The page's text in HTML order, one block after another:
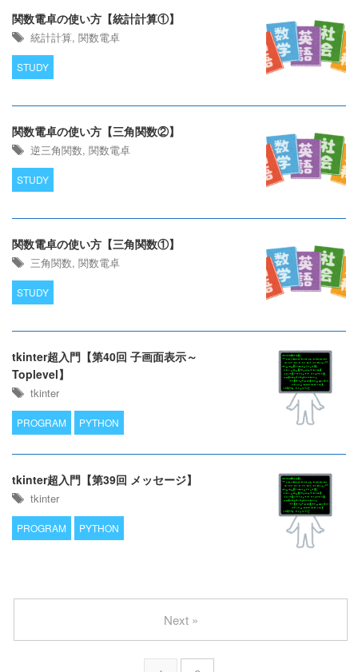
関数電卓の使い方【統計計算①】
統計計算, 関数電卓
STUDY
関数電卓の使い方【三角関数②】
逆三角関数, 関数電卓
STUDY
関数電卓の使い方【三角関数①】
三角関数, 関数電卓
STUDY
tkinter超入門【第40回 子画面表示～
Toplevel】
tkinter
PROGRAM PYTHON
tkinter超入門【第39回 メッセージ】
tkinter
PROGRAM PYTHON
Next »